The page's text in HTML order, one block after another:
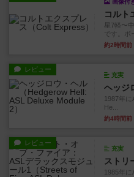
画像付
コルト
星7軽〜
です。ボ
約2時間前
レビュー
充実
ヘッジ
1987年
He...
約4時間前
レビュー
充実
1985年に